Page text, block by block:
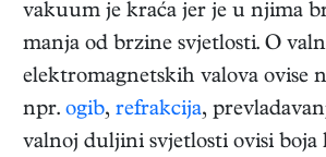
vakuum je kraća jer je u njima
manja od brzine svjetlosti. O
elektromagnetskih valova ovise
npr. ogib, refrakcija,
valnoj duljini svjetlosti ovisi boja